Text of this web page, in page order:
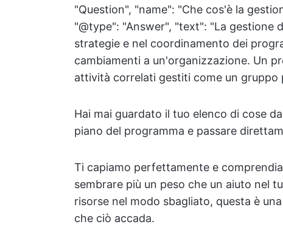
"Question", "name": "Che cos'è la
"@type": "Answer", "text": "La gestione
strategie e nel coordinamento dei
cambiamenti a un'organizzazione. Un
attività correlati gestiti come un
Hai mai guardato il tuo elenco di cose
piano del programma e passare
Ti capiamo perfettamente e
sembrare più un peso che un aiuto nel
risorse nel modo sbagliato, questa è
che ciò accada.